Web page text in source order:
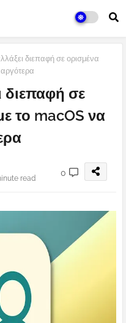
διεπαφή σε ορισμένα
διεπαφή σε
το macOS να
read
0